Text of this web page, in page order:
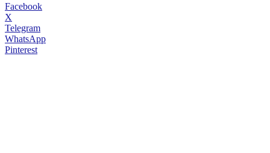
Facebook
X
Telegram
WhatsApp
Pinterest